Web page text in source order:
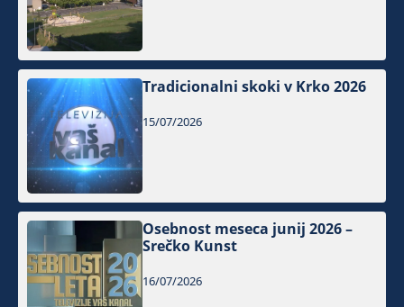
Tradicionalni skoki v Krko 2026
15/07/2026
Osebnost meseca junij 2026 –
Srečko Kunst
16/07/2026